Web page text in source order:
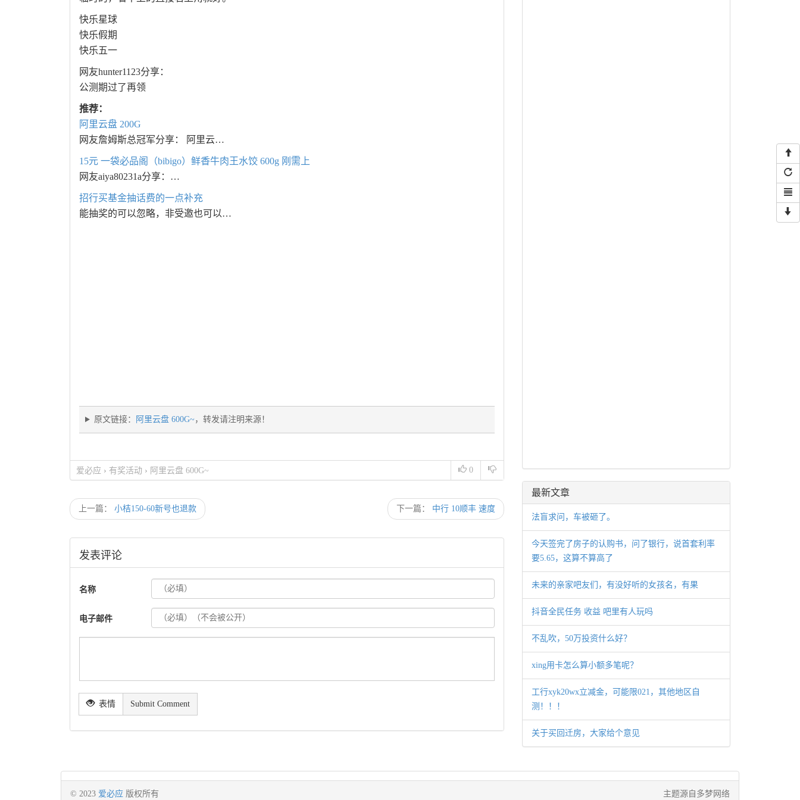
快乐星球
快乐假期
快乐五一
网友hunter1123分享：
公测期过了再领
推荐：
阿里云盘 200G
网友詹姆斯总冠军分享： 阿里云…
15元 一袋必品阁（bibigo）鲜香牛肉王水饺 600g 刚需上
网友aiya80231a分享：…
招行买基金抽话费的一点补充
能抽奖的可以忽略，非受邀也可以…
原文链接： 阿里云盘 600G~ ，转发请注明来源！
0
爱必应 › 有奖活动 › 阿里云盘 600G~
上一篇： 小桔150-60新号也退款 下一篇： 中行 10顺丰 速度
发表评论
名称
电子邮件
表情 Submit Comment
最新文章
法盲求问，车被砸了。
今天签完了房子的认购书，问了银行，说首套利率
要5.65，这算不算高了
未来的亲家吧友们，有没好听的女孩名，有果
抖音全民任务 收益 吧里有人玩吗
不乱吹，50万投资什么好？
xing用卡怎么算小额多笔呢？
工行xyk20wx立减金，可能限021，其他地区自
测！！！
关于买回迁房，大家给个意见
© 2023 爱必应 版权所有 主题源自多梦网络